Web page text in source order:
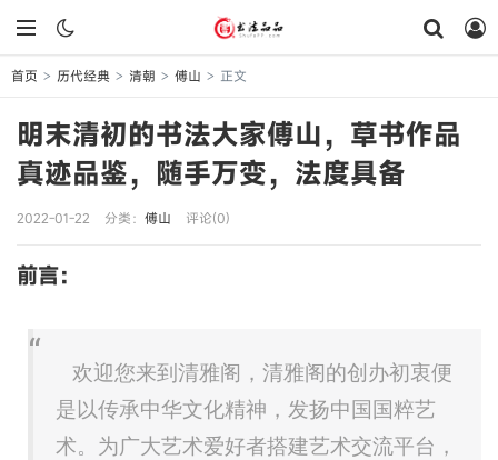
首页 > 历代经典 > 清朝 > 傅山 > 正文
明末清初的书法大家傅山，草书作品
真迹品鉴，随手万变，法度具备
2022-01-22 分类： 傅山 评论(0)
前言：
欢迎您来到清雅阁，清雅阁的创办初衷便
是以传承中华文化精神，发扬中国国粹艺
术。为广大艺术爱好者搭建艺术交流平台，